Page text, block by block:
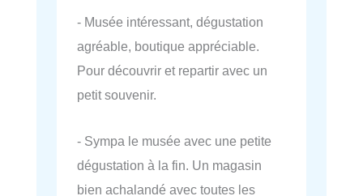
- Musée intéressant, dégustation
agréable, boutique appréciable.
Pour découvrir et repartir avec un
petit souvenir.
- Sympa le musée avec une petite
dégustation à la fin. Un magasin
bien achalandé avec toutes les